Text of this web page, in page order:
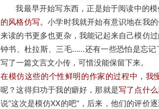
我最早开始写东西，正是始于阅读中的模
的风格仿写。小学时我就开始有意识地在我
来读的书更多也更杂，我能记起来自己模仿
钟书、杜拉斯、三毛……还有一些恐怕是忘
写了一篇文言文小传，可惜没能保留下来。
在模仿这些的个性鲜明的作家的过程中，我
呢？这得归功于我的癖好，那就是写了点什么
说“这次是模仿XX的吧”，后来，他们的评价